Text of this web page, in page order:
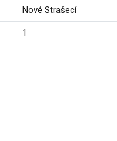
Nové Strašecí
1